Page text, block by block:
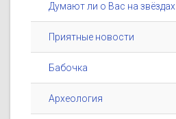
Думают ли о Вас на звёздах
Приятные новости
Бабочка
Археология